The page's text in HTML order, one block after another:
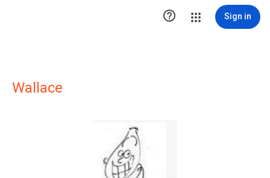
 Sign in
Wallace